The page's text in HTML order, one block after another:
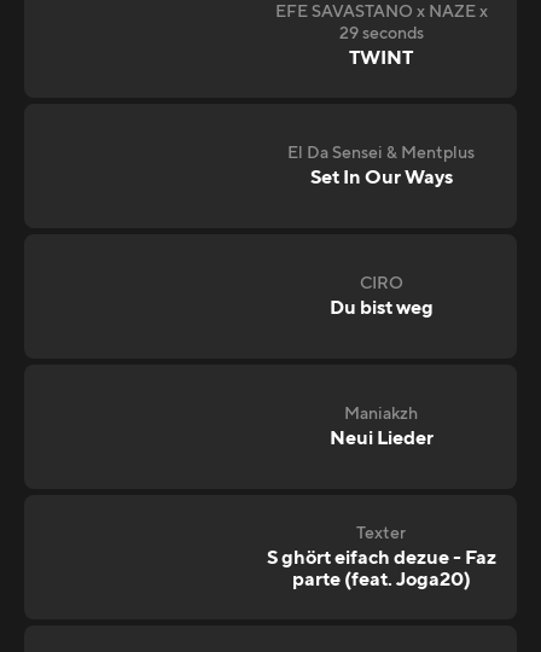
EFE SAVASTANO x NAZE x
29 seconds
TWINT
El Da Sensei & Mentplus
Set In Our Ways
CIRO
Du bist weg
Maniakzh
Neui Lieder
Texter
S ghört eifach dezue - Faz
parte (feat. Joga20)